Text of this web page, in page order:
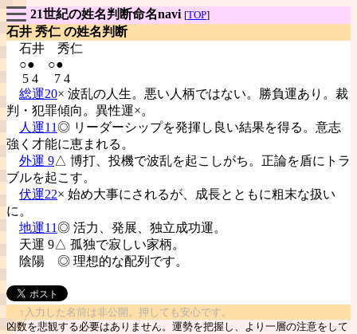
21世紀の姓名判断命名navi [TOP]
石井 秀仁 の姓名判断
石井 秀仁
○● ○●
5 4 7 4
総運20× 波乱の人生。悪い人柄ではない。勝負運あり。裁
判・犯罪傾向。異性運×。
人運11◎ リーダーシップを発揮し良い結果を得る。意志
強く才能に恵まれる。
外運 9△ 博打、投機で波乱を起こしがち。正論を盾にトラ
ブルを起こす。
伏運22× 始め大事にされるが、成長とともに粗末な扱い
に。
地運11◎ 活力、発展、独立成功運。
天運 9△ 孤独で寂しい家柄。
陰陽 ◎ 理想的な配列です。
↑入力した名前は非公開。押しても安心です。
凶数を悲観する必要はありません。運勢を把握し、より一層の注意をして